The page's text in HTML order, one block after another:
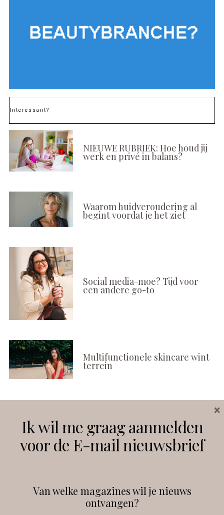
Interessant?
NIEUWE RUBRIEK: Hoe houd jij
werk en privé in balans?
Waarom huidveroudering al
begint voordat je het ziet
Social media-moe? Tijd voor
een andere go-to
Multifunctionele skincare wint
terrein
Instagram Facebook
debeautyprofessional
Ik wil me graag aanmelden
voor de E-mail nieuwsbrief
Van welke magazines wil je nieuws
ontvangen?
×